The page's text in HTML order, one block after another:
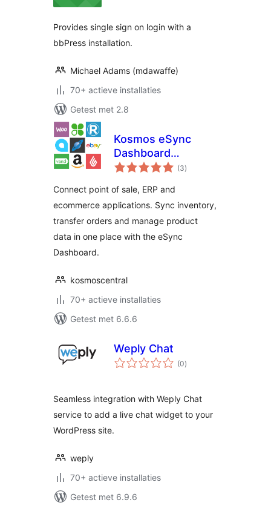
Provides single sign on login with a
bbPress installation.
Michael Adams (mdawaffe)
70+ actieve installaties
Getest met 2.8
Kosmos eSync
Dashboard
Connector
(3totaal
waarderingen
)
Connect point of sale, ERP and
ecommerce applications. Sync inventory,
transfer orders and manage product
data in one place with the eSync
Dashboard.
kosmoscentral
70+ actieve installaties
Getest met 6.6.6
Weply Chat
(0totaal
waarderingen
)
Seamless integration with Weply Chat
service to add a live chat widget to your
WordPress site.
weply
70+ actieve installaties
Getest met 6.9.6